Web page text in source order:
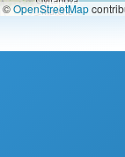
©OpenStreetMap